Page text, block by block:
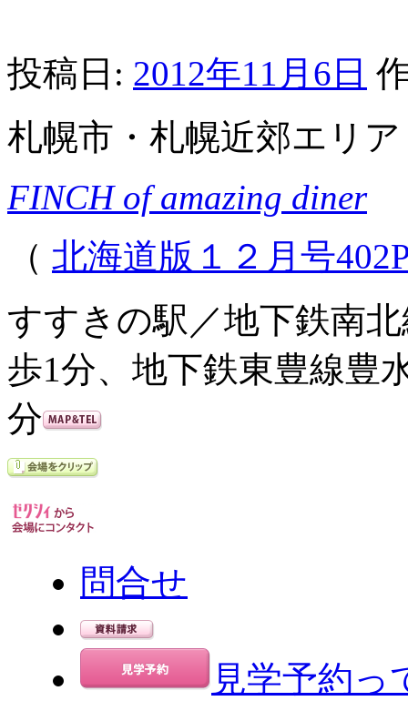
投稿日: 2012年11月6日
札幌市・札幌近郊エリ
FINCH of amazing diner
（ 北海道版１２月号
すすきの駅／地下鉄南
歩1分、地下鉄東豊線豊
分
問合せ
見学予約っ